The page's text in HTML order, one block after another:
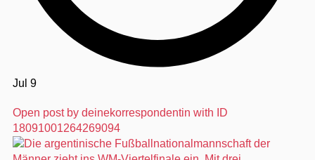
Jul 9
Open post by deinekorrespondentin with ID
18091001264269094